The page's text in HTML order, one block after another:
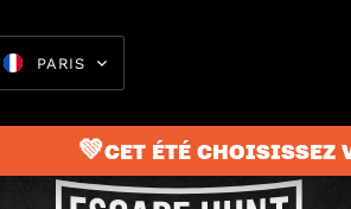
PARIS
💚CET ÉTÉ CHOISISSEZ